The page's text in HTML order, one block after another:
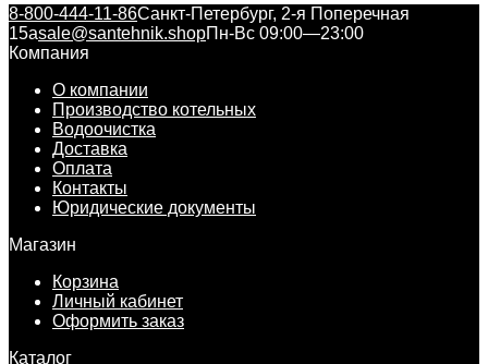
8-800-444-11-86Санкт-Петербург, 2-я Поперечная
15аsale@santehnik.shopПн-Вс 09:00—23:00
Компания
О компании
Производство котельных
Водоочистка
Доставка
Оплата
Контакты
Юридические документы
Магазин
Корзина
Личный кабинет
Оформить заказ
Каталог